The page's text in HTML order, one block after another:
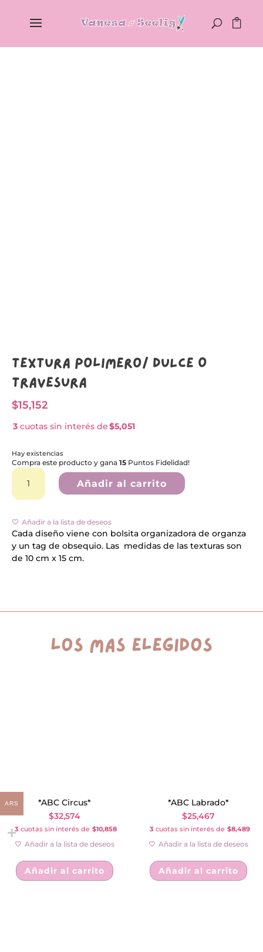
Textura Polímero/ DULCE O
TRAVESURA
$15,152
3 cuotas sin interés de$5,051
Hay existencias
Compra este producto y gana15 Puntos Fidelidad!
Textura
Polímero/
O
cantidad
Añadir al carrito
t
i
Añadir a la lista de deseos
Cada diseño viene con bolsita organizadora de organza
y un tag de obsequio. Las medidas de las texturas son
de 10 cm x 15 cm.
los más elegidos
*ABC Circus*
$32,574
3 cuotas sin interés de $10,858
Añadir a la lista de deseos
Añadir al carrito
*ABC Labrado*
$25,467
3 cuotas sin interés de $8,489
Añadir a la lista de deseos
Añadir al carrito
ARS